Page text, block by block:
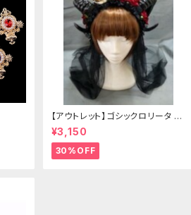
【アウトレット】ゴシックロリータ ゴ
ールドクラウン＆ホーン(ヴェール
付き)
¥3,150
30%OFF